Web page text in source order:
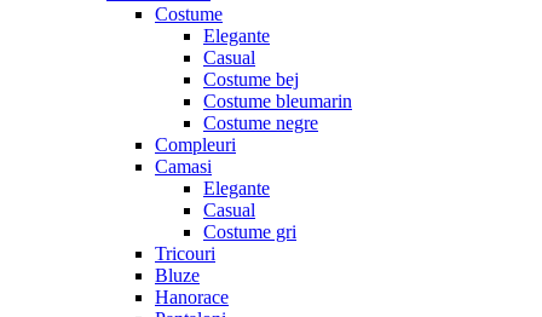
Costume
Elegante
Casual
Costume bej
Costume bleumarin
Costume negre
Compleuri
Camasi
Elegante
Casual
Costume gri
Tricouri
Bluze
Hanorace